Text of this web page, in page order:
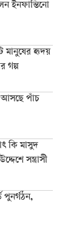
ইনফান্তিনো
মানুষের হৃদয়
গল্প
আসছে পাঁচ
কি মাসুদ
সন্ত্রাসী
পুনর্গঠন,